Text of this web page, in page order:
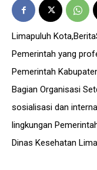
Limapuluh
Pemerintah yang
Pemerintah
Bagian Organisasi
sosialisasi dan
lingkungan
Dinas Kesehatan